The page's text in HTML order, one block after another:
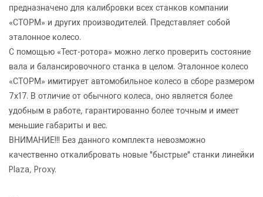
предназначено для калибровки всех станков компании
«СТОРМ» и других производителей. Представляет собой
эталонное колесо.
С помощью «Тест-ротора» можно легко проверить состояние
вала и балансировочного станка в целом. Эталонное колесо
«СТОРМ» имитирует автомобильное колесо в сборе размером
7х17. В отличие от обычного колеса, оно является более
удобным в работе, гарантированно более точным и имеет
меньшие габариты и вес.
ВНИМАНИЕ!!! Без данного комплекта невозможно
качественно откалибровать новые "быстрые" станки линейки
Plaza, Proxy.